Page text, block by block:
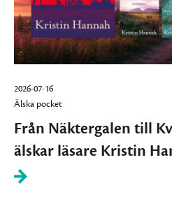
2026-07-16
Älska pocket
Från Näktergalen till
älskar läsare Kristin